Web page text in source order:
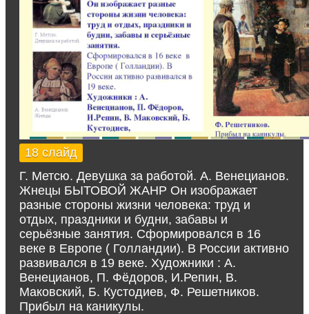
18 слайд
Г. Метсю. Девушка за работой. А. Венецианов.
Жнецы БЫТОВОЙ ЖАНР Он изображает
разные стороны жизни человека: труд и
отдых, праздники и будни, забавы и
серьёзные занятия. Сформировался в 16
веке в Европе ( Голландии). В России активно
развивался в 19 веке. Художники : А.
Венецианов, П. Фёдоров, И.Репин, В.
Маковский, Б. Кустодиев, Ф. Решетников.
Прибыл на каникулы.